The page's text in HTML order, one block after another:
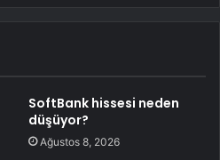
SoftBank hissesi neden
düşüyor?
Ağustos 8, 2026